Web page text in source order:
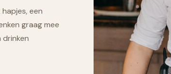
een
graag mee